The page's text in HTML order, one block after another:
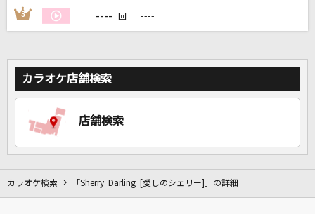
3 ---- 回 ----
カラオケ店舗検索
店舗検索
カラオケ検索 「Sherry Darling [愛しのシェリー]」の詳細